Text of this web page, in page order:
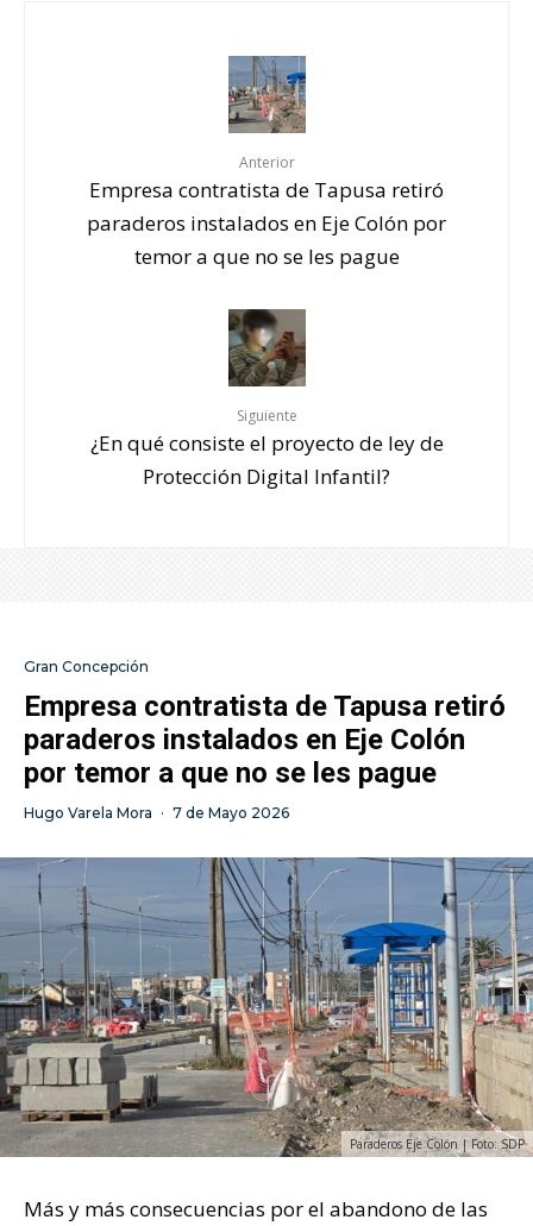
Anterior
Empresa contratista de Tapusa retiró
paraderos instalados en Eje Colón por
temor a que no se les pague
Siguiente
¿En qué consiste el proyecto de ley de
Protección Digital Infantil?
Gran Concepción
Empresa contratista de Tapusa retiró
paraderos instalados en Eje Colón
por temor a que no se les pague
Hugo Varela Mora · 7 de Mayo 2026
Paraderos Eje Colón | Foto: SDP
Más y más consecuencias por el abandono de las